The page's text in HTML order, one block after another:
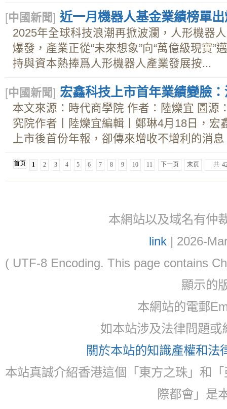
[中國新聞] 近一月機器人基金業績榜單
2025年全球科技浪潮再掀波瀾，人形機器
爆發，產業正從“未來想象”向“萬億級現實”
持與資本熱捧爲人形機器人產業發展按...
[中國新聞] 宏鑫科技上市首年業績變臉
本文來源：時代商學院 作者：陸爍宜 圖源
究院作者丨陸爍宜編輯丨鄭琳4月18日，宏
上市後首份年報，卻傳來增收不增利的消
首页 1 2 3 4 5 6 7 8 9 10 11 下一页 末页 共
本網站以及域名有仲
link| 2026-
( UTF-8 Encoding. This page contains
顯示的
本網站的電郵
如本站涉及法律問題
關於本站的知識產權和法
本站真誠介紹香港這個「東方之珠」和
際都會」是